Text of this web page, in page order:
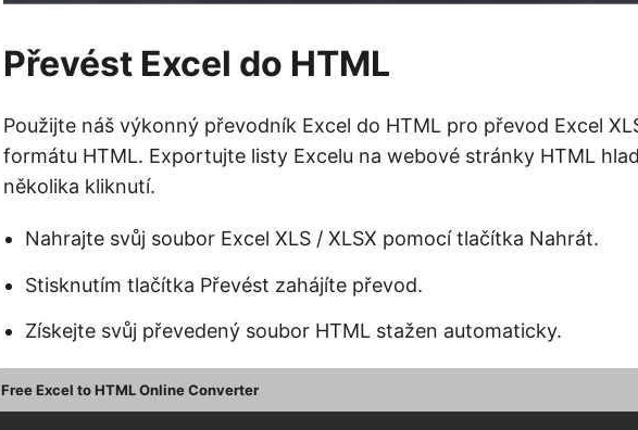
Převést Excel do HTML
Použijte náš výkonný převodník Excel do HTML pro převod Excel
formátu HTML. Exportujte listy Excelu na webové stránky HTML
několika kliknutí.
Nahrajte svůj soubor Excel XLS / XLSX pomocí tlačítka Nahrát.
Stisknutím tlačítka Převést zahájíte převod.
Získejte svůj převedený soubor HTML stažen automaticky.
Free Excel to HTML Online Converter